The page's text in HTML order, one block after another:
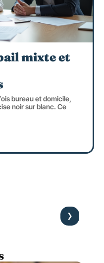
mixte et
bureau et domicile,
noir sur blanc. Ce